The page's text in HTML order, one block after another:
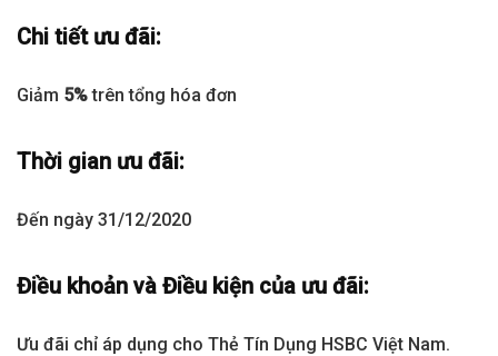
Chi tiết ưu đãi:
Giảm 5%trên tổng hóa đơn
Thời gian ưu đãi:
Đến ngày 31/12/2020
Điều khoản và Điều kiện của ưu đãi:
Ưu đãi chỉ áp dụng cho Thẻ Tín Dụng HSBC Việt Nam.